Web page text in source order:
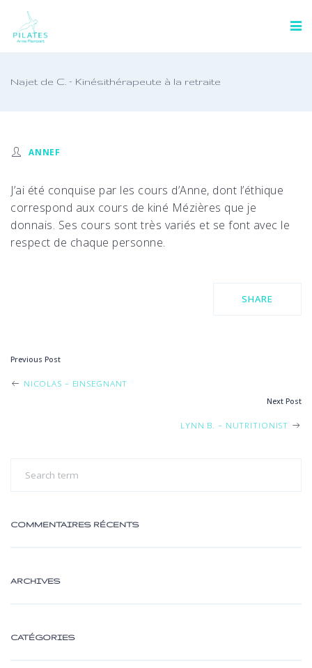
Najet de C. – Kinésithérapeute à la retraite
ANNEF
J’ai été conquise par les cours d’Anne, dont l’éthique
correspond aux cours de kiné Mézières que je
donnais. Ses cours sont très variés et se font avec le
respect de chaque personne.
SHARE
POST
Previous Post
NICOLAS – EINSEGNANT
Next Post
LYNN B. – NUTRITIONIST
COMMENTAIRES RÉCENTS
ARCHIVES
CATÉGORIES